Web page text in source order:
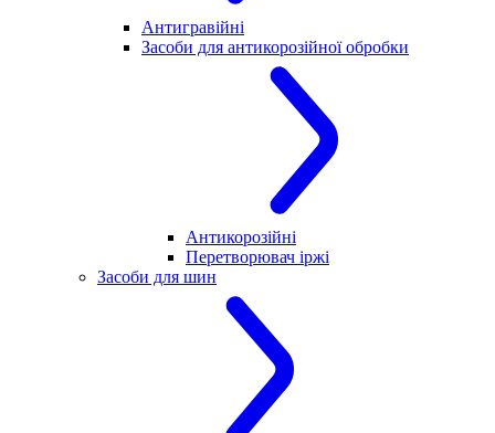
Антигравійні
Засоби для антикорозійної обробки
Антикорозійні
Перетворювач іржі
Засоби для шин